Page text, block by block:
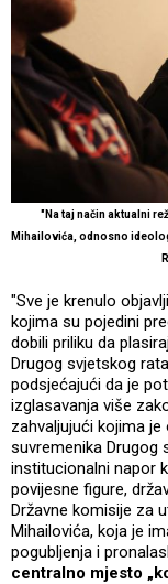
"Na taj način aktualni
Mihailovića, odnosno
"Sve je krenulo
kojima su pojedini
dobili priliku da
Drugog svjetskog
podsjećajući da je
izglasavanja više
zahvaljujući kojima
suvremenika Drugog
institucionalni napor
povijesne figure,
Državne komisije za
Mihailovića, koja je
pogubljenja i
centralno mjesto